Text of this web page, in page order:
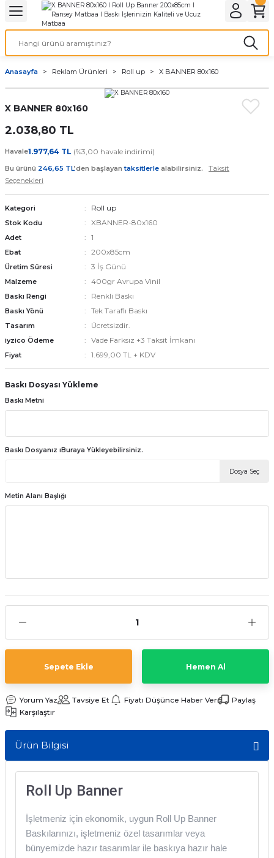
Geri Dön
Geri Dön
Geri Dön
Geri Dön
Ürünleri
Geri Dön
Geri Dön
Geri Dön
Anasayfa Reklam Ürünleri Roll up X BANNER 80x160
X BANNER 80x160
2.038,80 TL
Havale1.977,64 TL (%3,00 havale indirimi)
Bu ürünü 246,65 TL’den başlayantaksitlerle alabilirsiniz.
Taksit
Seçenekleri
Kategori Roll up
Stok Kodu XBANNER-80x160
Adet 1
Ebat 200x85cm
Üretim Süresi 3 İş Günü
Malzeme 400gr Avrupa Vinil
Baskı Rengi Renkli Baskı
Baskı Yönü Tek Taraflı Baskı
Tasarım Ücretsizdir.
iyzico Ödeme Vade Farksız +3 Taksit İmkanı
Fiyat 1.699,00 TL + KDV
Baskı Dosyası Yükleme
Baskı Metni
Baskı Dosyanız ıBuraya Yükleyebilirsiniz.
Dosya Seç
Metin Alanı Başlığı
Sepete Ekle Hemen Al
Yorum Yaz Tavsiye Et Fiyatı Düşünce Haber Ver
Paylaş
Karşılaştır
Ürün Bilgisi
Roll Up Banner
İşletmeniz için ekonomik, uygun Roll Up Banner
Baskılarınızı, işletmeniz özel tasarımlar veya
bünyemizde hazır tasarımlar ile baskıya hazır hale